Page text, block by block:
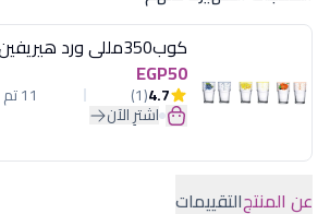
كوب350مللى ورد هيريفين
EGP50
4.7
(1) 11 تم البيع
اشترِ الآن
عن المنتجالتقييمات